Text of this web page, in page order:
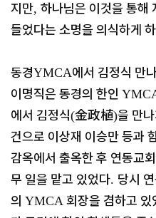
지만, 하나님은 이것을 통해
들었다는 소명을 의식하게
동경YMCA에서 김정식 만
이명직은 동경의 한인
에서 김정식(金政植)을 만
건으로 이상재 이승만 등과
감옥에서 출옥한 후 연동교
무 일을 맡고 있었다. 당시
의 YMCA 회장을 겸하고 있